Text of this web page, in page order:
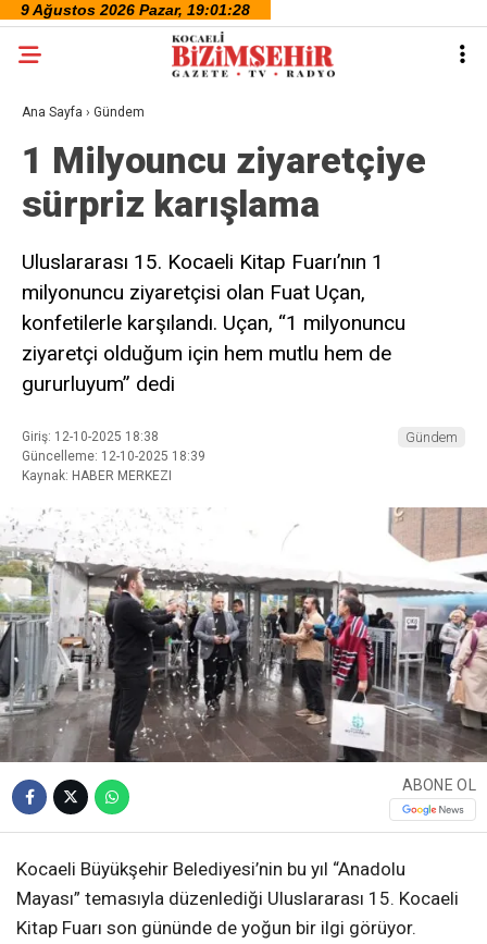
Ana Sayfa › Gündem
1 Milyouncu ziyaretçiye
sürpriz karışlama
Uluslararası 15. Kocaeli Kitap Fuarı’nın 1
milyonuncu ziyaretçisi olan Fuat Uçan,
konfetilerle karşılandı. Uçan, “1 milyonuncu
ziyaretçi olduğum için hem mutlu hem de
gururluyum” dedi
Giriş: 12-10-2025 18:38
Güncelleme: 12-10-2025 18:39
Kaynak: HABER MERKEZI
Gündem
ABONE OL
Kocaeli Büyükşehir Belediyesi’nin bu yıl “Anadolu
Mayası” temasıyla düzenlediği Uluslararası 15. Kocaeli
Kitap Fuarı son gününde de yoğun bir ilgi görüyor.